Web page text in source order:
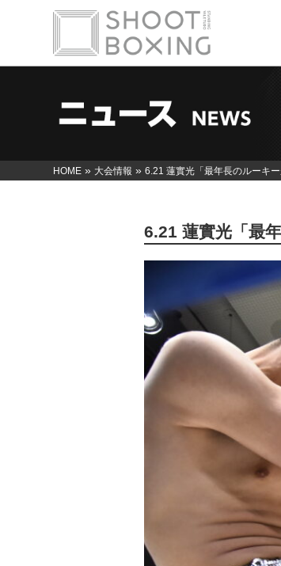
HOME » 大会情報 »6.21 蓮實光「最年長のルーキ
6.21 蓮實光「最